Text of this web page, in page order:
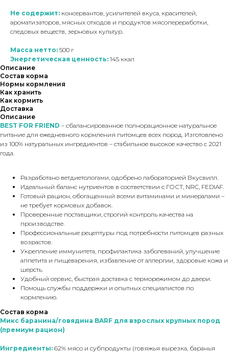
Не содержит: консервантов, усилителей вкуса, красителей,
ароматизаторов, мясных отходов и продуктов мясопереработки,
следовых веществ, зерновых культур.
Масса нетто: 500 г
Энергетическая ценность: 145 ккал
Описание
Состав корма
Нормы кормления
Как хранить
Как кормить
Доставка
Описание
BEST FOR FRIEND – сбалансированное полнорационное натуральное
питание для ежедневного кормления питомцев всех пород. Изготовлено
из 100% натуральных ингредиентов – стабильное высокое качество с 2021
года.
Разработано ветдиетологами, одобрено лабораторией Вкусвилл.
Идеальный баланс нутриентов в соответствии с ГОСТ, NRC, FEDIAF.
Готовый рацион, обогащенный всеми витаминами и минералами –
не требует кормовых добавок.
Проверенные поставщики, строгий контроль качества на
производстве.
Профессиональные рецептуры под потребности питомцев разных
возрастов.
Укрепление иммунитета, профилактика заболеваний, улучшение
аппетита и пищеварения, избавление от аллергии, здоровые кожа и
шерсть.
Удобный сервис, быстрая доставка с терморежимом до двери.
Помощь службы поддержки и опытных специалистов по
кормлению.
Состав корма
Микс баранина/говядина BARF для взрослых крупных пород
(премиум рацион)
Ингредиенты: 62% мясо и субпродукты (говяжья вырезка, баранья